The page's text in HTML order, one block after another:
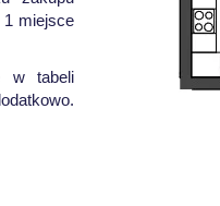
miejsce
w tabeli